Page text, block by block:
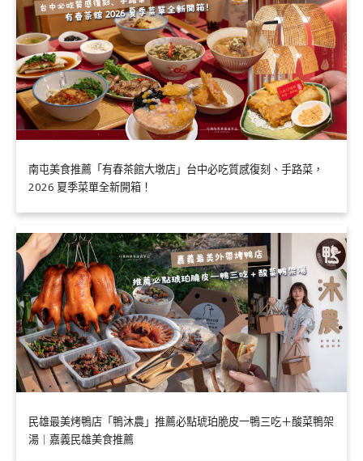
南屯美食推薦「有春茶館大墩店」台中必吃質感復刻、手路菜，
2026 夏季菜單全新開箱！
民雄最美烤鴨店「鴨沐農」推薦必點琥珀脆皮一鴨三吃＋酸菜鴨架
湯｜嘉義民雄美食推薦